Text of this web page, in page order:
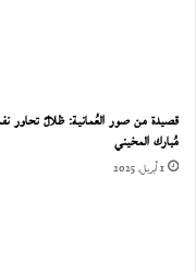
قصيدة من صور العُمانية: ظلالٌ تحاور
مُبارك المخيني
1 أبريل، 2025